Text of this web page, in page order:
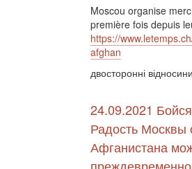
Moscou organise
première fois depuis
https://
afghan
двосторонні
24.09.2021
Радость
Афганистана